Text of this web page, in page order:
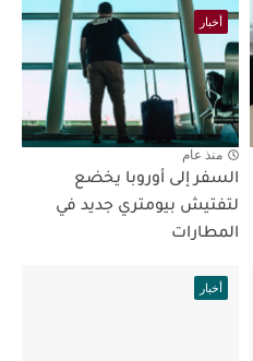
أخبار
منذ عام
السفر إلى أوروبا يخضع
لتفتيش بيومتري جديد في
المطارات
أخبار